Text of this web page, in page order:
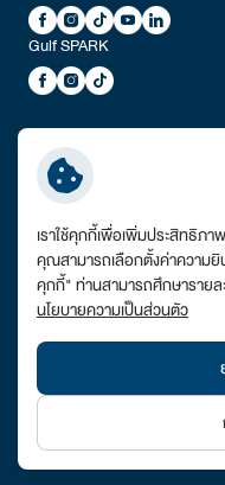
Gulf SPARK
ลิงก์ที่เกี่ยวข้อง:
เข้าสู่เว็บไซต์ Gulf Energy
ไฟฟ้า
การติดต่อสำหรับคู่ค้า
VPN Link
แผนผังเว็บไซต์
© สงวนลิขสิทธิ์ พ.ศ. 2569 บริ
ข้อกำหนดและเงื่อนไข
นโยบ
เราใช้คุกกี้เพื่อเพิ่มประสิทธิภา
คุณสามารถเลือกตั้งค่าความ
คุกกี้" ท่านสามารถศึกษารายล
นโยบายความเป็นส่วนตัว